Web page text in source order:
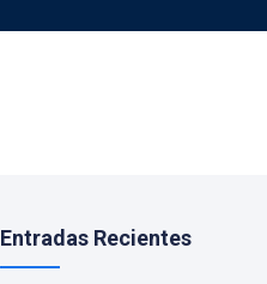
Entradas Recientes